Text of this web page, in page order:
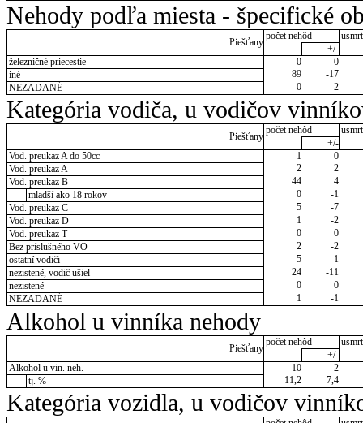
Nehody podľa miesta - špecifické
Piešťany
počet nehôd
+/-
železničné priecestie
0
0
iné
89
-17
NEZADANÉ
0 -2
Kategória vodiča, u vodičov
Piešťany
počet nehôd
+/-
Vod. preukaz A do 50cc
1
0
Vod. preukaz A
2
2
Vod. preukaz B
44
4
mladší ako 18 rokov
0
-1
Vod. preukaz C
5
-7
Vod. preukaz D
1
-2
Vod. preukaz T
0
0
Bez príslušného VO
2
-2
ostatní vodiči
5
1
nezistené, vodič ušiel
24
-11
nezistené
0
0
NEZADANÉ
1 -1
Alkohol u vinníka nehody
Piešťany
počet nehôd
+/-
Alkohol u vin. neh.
10
2
tj. %
11,2 7,4
Kategória vozidla, u vodičov